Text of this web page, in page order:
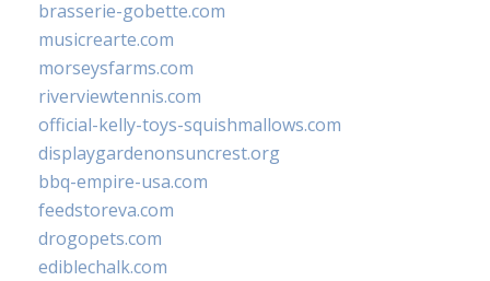
brasserie-gobette.com
musicrearte.com
morseysfarms.com
riverviewtennis.com
official-kelly-toys-squishmallows.com
displaygardenonsuncrest.org
bbq-empire-usa.com
feedstoreva.com
drogopets.com
ediblechalk.com